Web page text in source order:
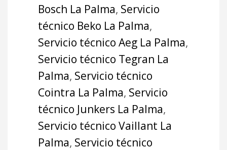
Bosch La Palma, Servicio
técnico Beko La Palma,
Servicio técnico Aeg La Palma,
Servicio técnico Tegran La
Palma, Servicio técnico
Cointra La Palma, Servicio
técnico Junkers La Palma,
Servicio técnico Vaillant La
Palma, Servicio técnico